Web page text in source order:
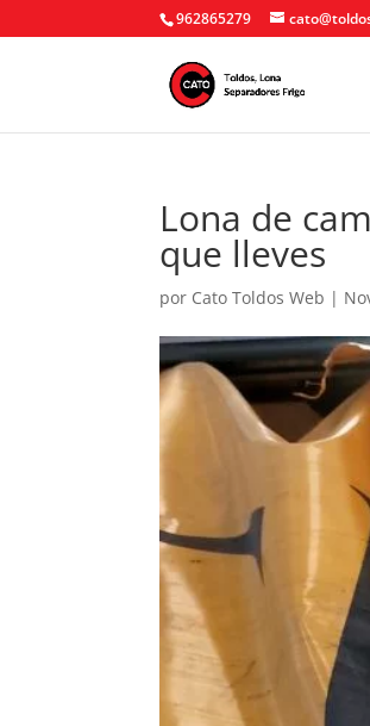
962865279
Lona de
que lleves
por Cato Toldos Web |